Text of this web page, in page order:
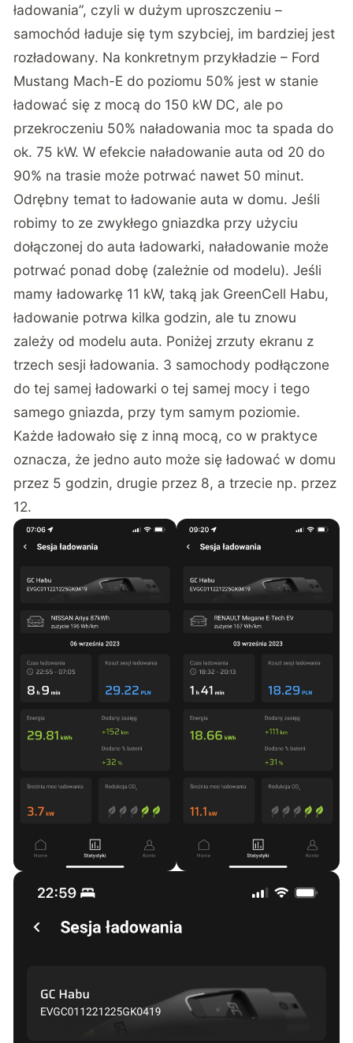
ładowania”, czyli w dużym uproszczeniu –
samochód ładuje się tym szybciej, im bardziej jest
rozładowany. Na konkretnym przykładzie – Ford
Mustang Mach-E do poziomu 50% jest w stanie
ładować się z mocą do 150 kW DC, ale po
przekroczeniu 50% naładowania moc ta spada do
ok. 75 kW. W efekcie naładowanie auta od 20 do
90% na trasie może potrwać nawet 50 minut.
Odrębny temat to ładowanie auta w domu. Jeśli
robimy to ze zwykłego gniazdka przy użyciu
dołączonej do auta ładowarki, naładowanie może
potrwać ponad dobę (zależnie od modelu). Jeśli
mamy ładowarkę 11 kW, taką jak GreenCell Habu,
ładowanie potrwa kilka godzin, ale tu znowu
zależy od modelu auta. Poniżej zrzuty ekranu z
trzech sesji ładowania. 3 samochody podłączone
do tej samej ładowarki o tej samej mocy i tego
samego gniazda, przy tym samym poziomie.
Każde ładowało się z inną mocą, co w praktyce
oznacza, że jedno auto może się ładować w domu
przez 5 godzin, drugie przez 8, a trzecie np. przez
12.